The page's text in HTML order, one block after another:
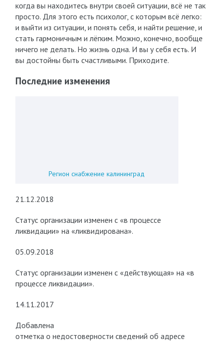
когда вы находитесь внутри своей ситуации, всё не так
просто. Для этого есть психолог, с которым всё легко:
и выйти из ситуации, и понять себя, и найти решение, и
стать гармоничным и лёгким. Можно, конечно, вообще
ничего не делать. Но жизнь одна. И вы у себя есть. И
вы достойны быть счастливыми. Приходите.
Последние изменения
Регион снабжение калининград
21.12.2018
Статус организации изменен с «в процессе
ликвидации» на «ликвидирована».
05.09.2018
Статус организации изменен с «действующая» на «в
процессе ликвидации».
14.11.2017
Добавлена
отметка о недостоверности сведений об адресе